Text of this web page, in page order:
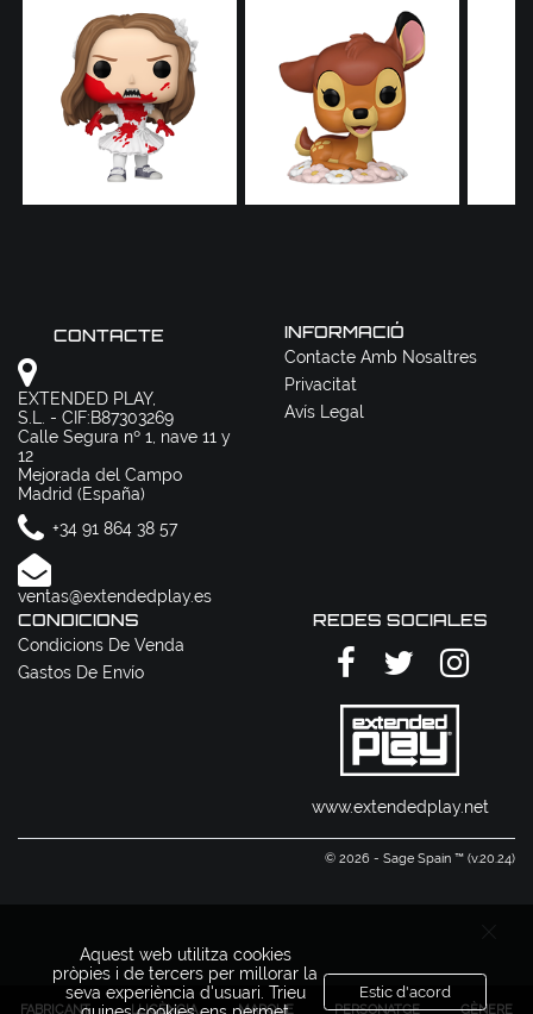
FABRICANT LLICÈNCIA MARQUE PERSONATGE GÈNERE
CONTACTE
EXTENDED PLAY,
S.L. - CIF:B87303269
Calle Segura nº 1, nave 11 y
12
Mejorada del Campo
Madrid (España)
+34 91 864 38 57
ventas@extendedplay.es
INFORMACIÓ
Contacte Amb Nosaltres
Privacitat
Avís Legal
CONDICIONS
Condicions De Venda
Gastos De Envío
REDES SOCIALES
www.extendedplay.net
© 2026 - Sage Spain ™ (v.20.24)
Aquest web utilitza cookies
pròpies i de tercers per millorar la
seva experiència d'usuari. Trieu
Estic d'acord